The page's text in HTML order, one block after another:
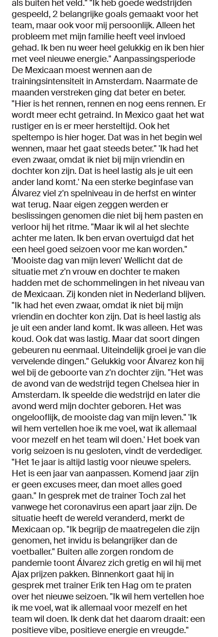
als buiten het veld." "Ik heb goede wedstrijden
gespeeld, 2 belangrijke goals gemaakt voor het
team, maar ook voor mij persoonlijk. Alleen het
probleem met mijn familie heeft veel invloed
gehad. Ik ben nu weer heel gelukkig en ik ben hier
met veel nieuwe energie." Aanpassingsperiode
De Mexicaan moest wennen aan de
trainingsintensiteit in Amsterdam. Naarmate de
maanden verstreken ging dat beter en beter.
"Hier is het rennen, rennen en nog eens rennen. Er
wordt meer echt getraind. In Mexico gaat het wat
rustiger en is er meer hersteltijd. Ook het
speltempo is hier hoger. Dat was in het begin wel
wennen, maar het gaat steeds beter." 'Ik had het
even zwaar, omdat ik niet bij mijn vriendin en
dochter kon zijn. Dat is heel lastig als je uit een
ander land komt.' Na een sterke beginfase van
Álvarez viel z'n spelniveau in de herfst en winter
wat terug. Naar eigen zeggen werden er
beslissingen genomen die niet bij hem pasten en
verloor hij het ritme. "Maar ik wil al het slechte
achter me laten. Ik ben ervan overtuigd dat het
een heel goed seizoen voor me kan worden."
'Mooiste dag van mijn leven' Wellicht dat de
situatie met z'n vrouw en dochter te maken
hadden met de schommelingen in het niveau van
de Mexicaan. Zij konden niet in Nederland blijven.
"Ik had het even zwaar, omdat ik niet bij mijn
vriendin en dochter kon zijn. Dat is heel lastig als
je uit een ander land komt. Ik was alleen. Het was
koud. Ook dat was lastig. Maar dat soort dingen
gebeuren nu eenmaal. Uiteindelijk groei je van die
vervelende dingen." Gelukkig voor Álvarez kon hij
wel bij de geboorte van z'n dochter zijn. "Het was
de avond van de wedstrijd tegen Chelsea hier in
Amsterdam. Ik speelde die wedstrijd en later die
avond werd mijn dochter geboren. Het was
ongelooflijk, de mooiste dag van mijn leven." 'Ik
wil hem vertellen hoe ik me voel, wat ik allemaal
voor mezelf en het team wil doen.' Het boek van
vorig seizoen is nu gesloten, vindt de verdediger.
"Het 1e jaar is altijd lastig voor nieuwe spelers.
Het is een jaar van aanpassen. Komend jaar zijn
er geen excuses meer, dan moet alles goed
gaan." In gesprek met de trainer Toch zal het
vanwege het coronavirus een apart jaar zijn. De
situatie heeft de wereld veranderd, merkt de
Mexicaan op. "Ik begrijp de maatregelen die zijn
genomen, het invidu is belangrijker dan de
voetballer." Buiten alle zorgen rondom de
pandemie toont Álvarez zich gretig en wil hij met
Ajax prijzen pakken. Binnenkort gaat hij in
gesprek met trainer Erik ten Hag om te praten
over het nieuwe seizoen. "Ik wil hem vertellen hoe
ik me voel, wat ik allemaal voor mezelf en het
team wil doen. Ik denk dat het daarom draait: een
positieve vibe, positieve energie en vreugde."